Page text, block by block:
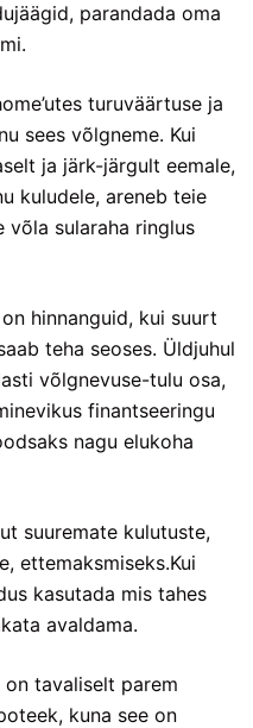
parandada oma
turuväärtuse ja
sees võlgneme. Kui
ja järk-järgult eemale,
kuludele, areneb teie
võla sularaha ringlus
hinnanguid, kui suurt
teha seoses. Üldjuhul
võlgnevuse-tulu osa,
finantseeringu
nagu elukoha
suuremate kulutuste,
ettemaksmiseks.Kui
kasutada mis tahes
avaldama.
tavaliselt parem
kuna see on